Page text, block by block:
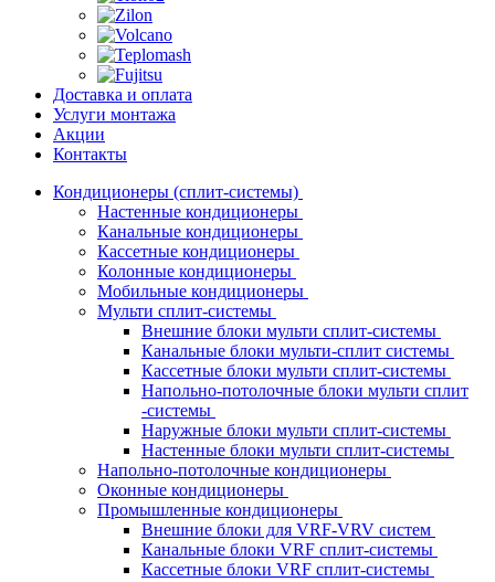
Доставка и оплата
Услуги монтажа
Акции
Контакты
Кондиционеры (сплит-системы)
Настенные кондиционеры
Канальные кондиционеры
Кассетные кондиционеры
Колонные кондиционеры
Мобильные кондиционеры
Мульти сплит-системы
Внешние блоки мульти сплит-системы
Канальные блоки мульти-сплит системы
Кассетные блоки мульти сплит-системы
Напольно-потолочные блоки мульти сплит
-системы
Наружные блоки мульти сплит-системы
Настенные блоки мульти сплит-системы
Напольно-потолочные кондиционеры
Оконные кондиционеры
Промышленные кондиционеры
Внешние блоки для VRF-VRV систем
Канальные блоки VRF сплит-системы
Кассетные блоки VRF сплит-системы